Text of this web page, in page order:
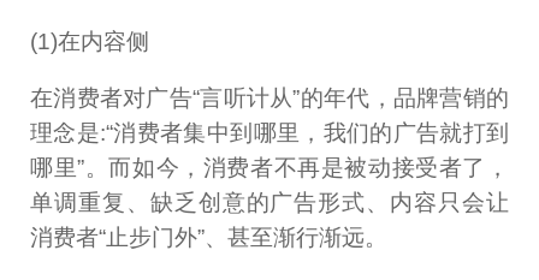
(1)在内容侧
在消费者对广告“言听计从”的年代，品牌营销的
理念是:“消费者集中到哪里，我们的广告就打到
哪里”。而如今，消费者不再是被动接受者了，
单调重复、缺乏创意的广告形式、内容只会让
消费者“止步门外”、甚至渐行渐远。